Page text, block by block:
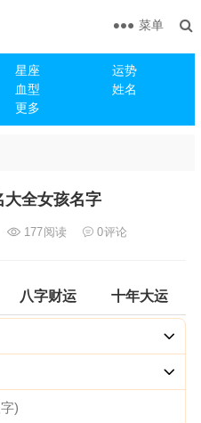
星座
运势
血型
姓名
更多
菜单
大全女孩名字
177阅读 0评论
八字财运 十年大运